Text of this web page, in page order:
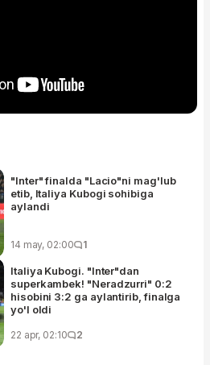
"Inter" finalda "Lacio"ni mag'lub
etib, Italiya Kubogi sohibiga
aylandi
14 may, 02:00 1
Italiya Kubogi. "Inter"dan
superkambek! "Neradzurri" 0:2
hisobini 3:2 ga aylantirib, finalga
yo'l oldi
22 apr, 02:10 2